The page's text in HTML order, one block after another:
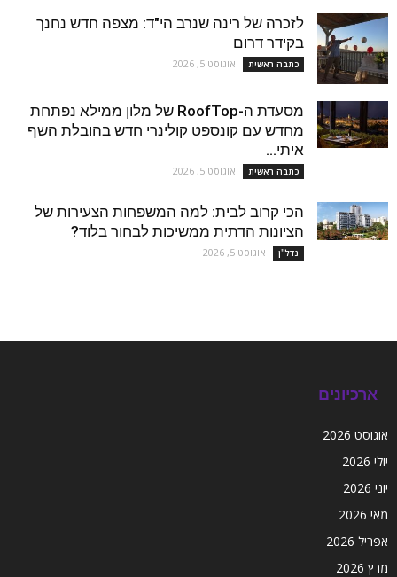
לזכרה של רינה שנרב הי"ד: מצפה חדש נחנך
בקידר דרום
כתבה ראשית אוגוסט 5, 2026
מסעדת ה-RoofTop של מלון ממילא נפתחת
מחדש עם קונספט קולינרי חדש בהובלת השף
איתי...
כתבה ראשית אוגוסט 5, 2026
הכי קרוב לבית: למה המשפחות הצעירות של
הציונות הדתית ממשיכות לבחור בלוד?
נדל''ן אוגוסט 5, 2026
ארכיונים
אוגוסט 2026
יולי 2026
יוני 2026
מאי 2026
אפריל 2026
מרץ 2026